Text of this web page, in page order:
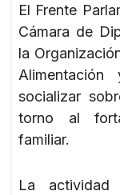
El Frente
Cámara de
la
socializar
torno al
familiar.
La